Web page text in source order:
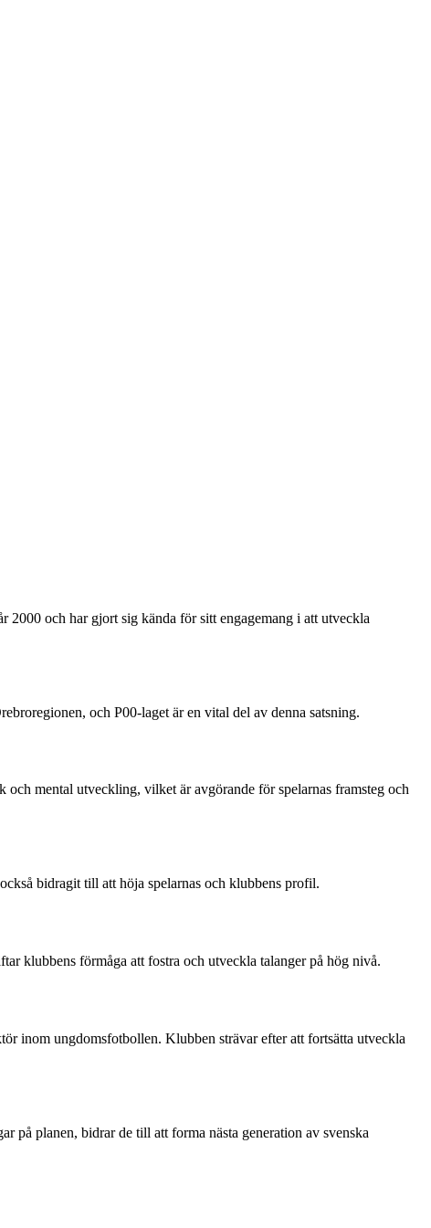
och har gjort sig kända för sitt engagemang i att utveckla
och P00-laget är en vital del av denna satsning.
mental utveckling, vilket är avgörande för spelarnas framsteg och
bidragit till att höja spelarnas och klubbens profil.
klubbens förmåga att fostra och utveckla talanger på hög nivå.
inom ungdomsfotbollen. Klubben strävar efter att fortsätta utveckla
på planen, bidrar de till att forma nästa generation av svenska